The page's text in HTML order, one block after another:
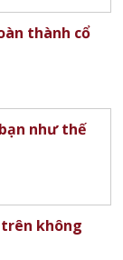
thành cổ
như thế
không